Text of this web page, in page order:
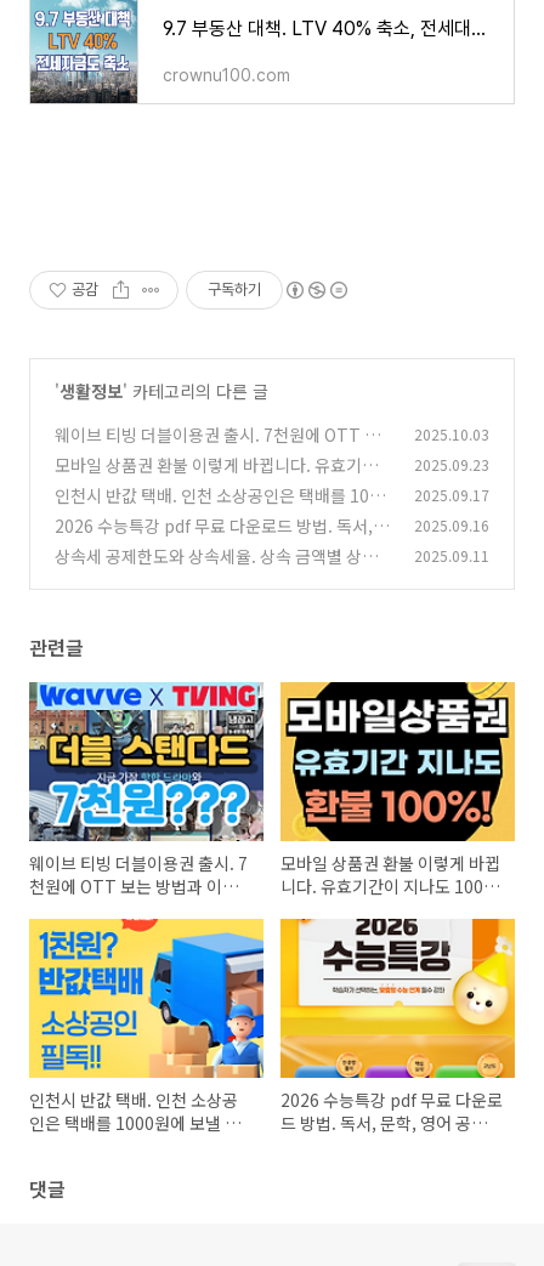
9.7 부동산 대책. LTV 40% 축소, 전세대출 한도 제한 등 주요내용
crownu100.com
공감 구독하기
'생활정보' 카테고리의 다른 글
웨이브 티빙 더블이용권 출시. 7천원에 OTT 보
는 방법과 이벤트 (0)
2025.10.03
모바일 상품권 환불 이렇게 바뀝니다. 유효기간
이 지나도 100% 환불 가능 (0)
2025.09.23
인천시 반값 택배. 인천 소상공인은 택배를 1000
원에 보낼 수 있다?
(0)
2025.09.17
2026 수능특강 pdf 무료 다운로드 방법. 독서, 문
학, 영어 공부방법
(0)
2025.09.16
상속세 공제한도와 상속세율. 상속 금액별 상속
2025.09.11
관련글
웨이브 티빙 더블이용권 출시. 7
천원에 OTT 보는 방법과 이벤
모바일 상품권 환불 이렇게 바뀝
니다. 유효기간이 지나도 100%
인천시 반값 택배. 인천 소상공
인은 택배를 1000원에 보낼 수
2026 수능특강 pdf 무료 다운로
드 방법. 독서, 문학, 영어 공부방
댓글